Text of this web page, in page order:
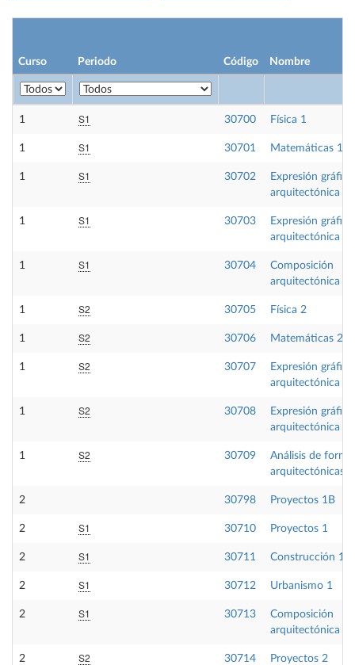
Curso Periodo Código Nombre
1 S1 30700 Física 1
1 S1 30701 Matemáticas 1
1 S1 30702
Expresión gráfica
arquitectónica 1
1 S1 30703
Expresión gráfica
arquitectónica 2
1 S1 30704
Composición
arquitectónica 1
1 S2 30705 Física 2
1 S2 30706 Matemáticas 2
1 S2 30707
Expresión gráfica
arquitectónica 3
1 S2 30708
Expresión gráfica
arquitectónica 4
1 S2 30709
Análisis de
arquitectónicas
2 30798 Proyectos 1B
2 S1 30710 Proyectos 1
2 S1 30711 Construcción 1
2 S1 30712 Urbanismo 1
2 S1 30713
Composición
arquitectónica 2
2 S2 30714 Proyectos 2